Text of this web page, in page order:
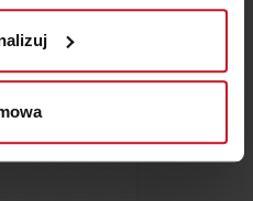
odcisk palca)
tego, jak Twoje osobiste
własne preferencje w
w dowolnej chwili.